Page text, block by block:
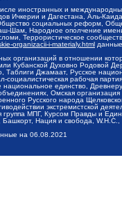
иностранных и
Ичкерии и Дагестана, Аль-
социальных реформ,
Шам, Народное ополчение
Террористическое
organizacii-i-materialy.html
организаций в отношении
Кубанской Духовно Родовой
Таблиги Джамаат, Русское
рабочая
единство,
Омская
Русского народа
экстремистской
МПГ, Курсом Правды и
Башкорт, Нация и свобода,
на 06.08.2021